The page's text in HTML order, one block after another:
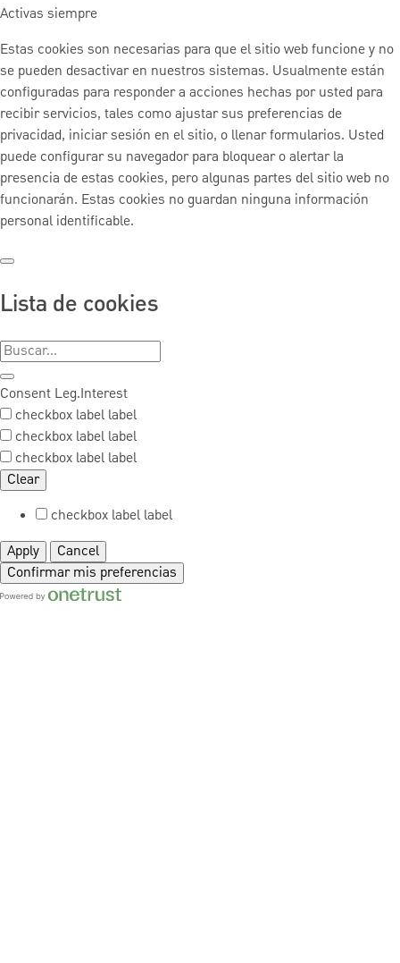
Activas siempre
Estas cookies son necesarias para que el sitio web funcione y no
se pueden desactivar en nuestros sistemas. Usualmente están
configuradas para responder a acciones hechas por usted para
recibir servicios, tales como ajustar sus preferencias de
privacidad, iniciar sesión en el sitio, o llenar formularios. Usted
puede configurar su navegador para bloquear o alertar la
presencia de estas cookies, pero algunas partes del sitio web no
funcionarán. Estas cookies no guardan ninguna información
personal identificable.
Lista de cookies
Consent Leg.Interest
checkbox label label
checkbox label label
checkbox label label
Clear
checkbox label label
Apply
Cancel
Confirmar mis preferencias